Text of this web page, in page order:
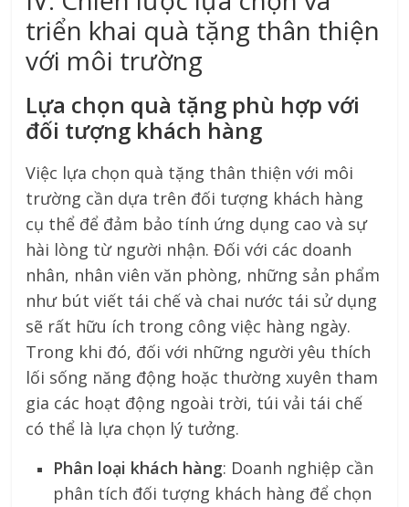
triển khai quà tặng thân thiện
với môi trường
Lựa chọn quà tặng phù hợp với
đối tượng khách hàng
Việc lựa chọn quà tặng thân thiện với môi
trường cần dựa trên đối tượng khách hàng
cụ thể để đảm bảo tính ứng dụng cao và sự
hài lòng từ người nhận. Đối với các doanh
nhân, nhân viên văn phòng, những sản phẩm
như bút viết tái chế và chai nước tái sử dụng
sẽ rất hữu ích trong công việc hàng ngày.
Trong khi đó, đối với những người yêu thích
lối sống năng động hoặc thường xuyên tham
gia các hoạt động ngoài trời, túi vải tái chế
có thể là lựa chọn lý tưởng.
Phân loại khách hàng: Doanh nghiệp cần
phân tích đối tượng khách hàng để chọn